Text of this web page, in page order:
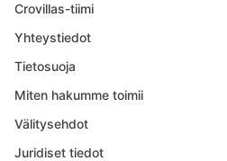
Crovillas-tiimi
Yhteystiedot
Tietosuoja
Miten hakumme toimii
Välitysehdot
Juridiset tiedot